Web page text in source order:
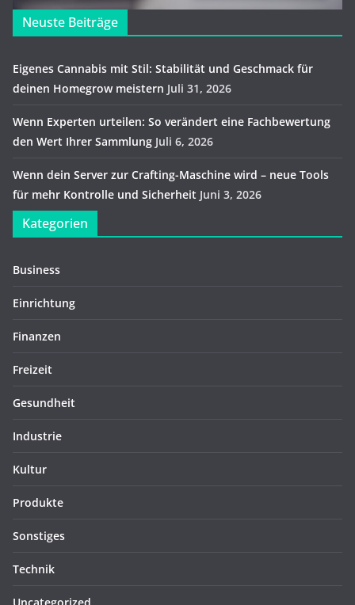
Neuste Beiträge
Eigenes Cannabis mit Stil: Stabilität und Geschmack für
deinen Homegrow meistern Juli 31, 2026
Wenn Experten urteilen: So verändert eine Fachbewertung
den Wert Ihrer Sammlung Juli 6, 2026
Wenn dein Server zur Crafting-Maschine wird – neue Tools
für mehr Kontrolle und Sicherheit Juni 3, 2026
Kategorien
Business
Einrichtung
Finanzen
Freizeit
Gesundheit
Industrie
Kultur
Produkte
Sonstiges
Technik